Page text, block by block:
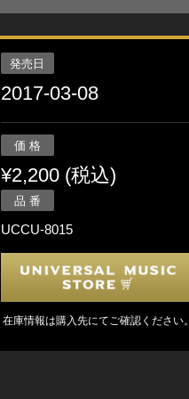
発売日
2017-03-08
価 格
¥2,200 (税込)
品 番
UCCU-8015
在庫情報は購入先にてご確認ください。